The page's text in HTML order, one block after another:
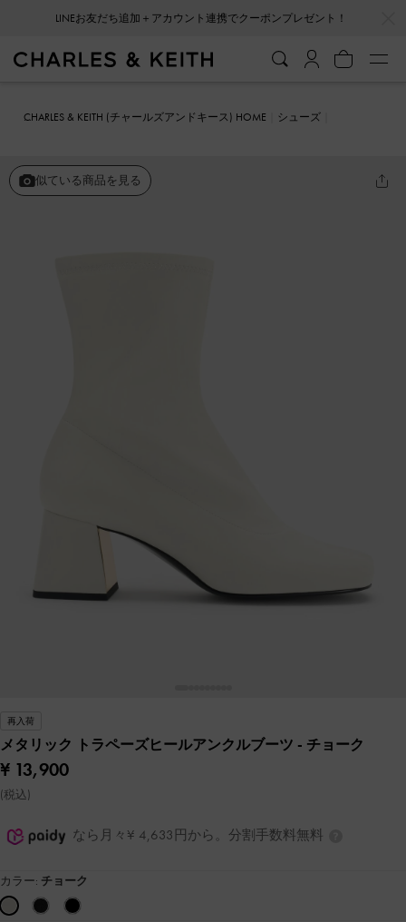
会員登録＋ニュースレター登録で10%OFFクーポンプレゼント！
CHARLES & KEITH (チャールズアンドキース) HOME
シューズ
似ている商品を見る
再入荷
メタリック トラペーズヒールアンクルブーツ - チョーク
¥ 13,900
(税込)
なら月々¥ 4,633円から。分割手数料無料
カラー: チョーク